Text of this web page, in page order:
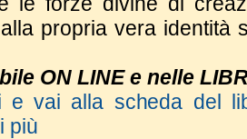
propria vera identità
ON LINE e nelle
e vai alla scheda del
più